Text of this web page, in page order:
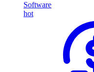
Software
hot